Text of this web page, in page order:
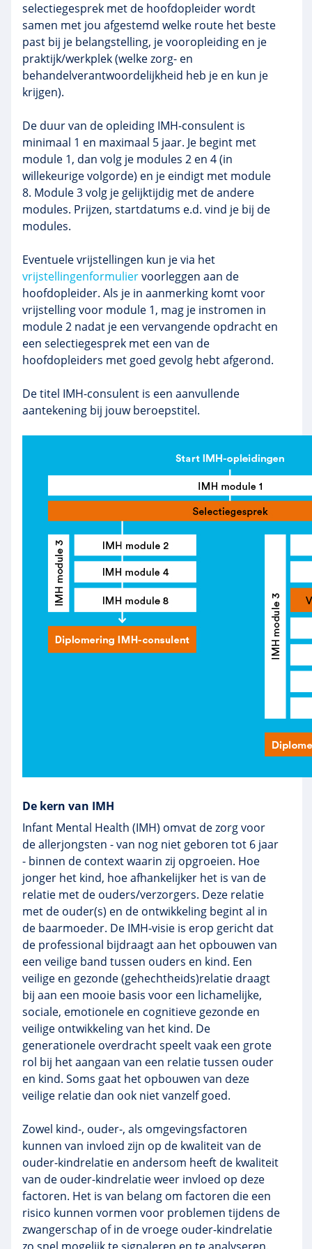
selectiegesprek met de hoofdopleider wordt
samen met jou afgestemd welke route het beste
past bij je belangstelling, je vooropleiding en je
praktijk/werkplek (welke zorg- en
behandelverantwoordelijkheid heb je en kun je
krijgen).
De duur van de opleiding IMH-consulent is
minimaal 1 en maximaal 5 jaar. Je begint met
module 1, dan volg je modules 2 en 4 (in
willekeurige volgorde) en je eindigt met module
8. Module 3 volg je gelijktijdig met de andere
modules. Prijzen, startdatums e.d. vind je bij de
modules.
Eventuele vrijstellingen kun je via het
vrijstellingenformuliervoorleggen aan de
hoofdopleider. Als je in aanmerking komt voor
vrijstelling voor module 1, mag je instromen in
module 2 nadat je een vervangende opdracht en
een selectiegesprek met een van de
hoofdopleiders met goed gevolg hebt afgerond.
De titel IMH-consulent is een aanvullende
aantekening bij jouw beroepstitel.
De kern van IMH
Infant Mental Health (IMH) omvat de zorg voor
de allerjongsten - van nog niet geboren tot 6 jaar
- binnen de context waarin zij opgroeien. Hoe
jonger het kind, hoe afhankelijker het is van de
relatie met de ouders/verzorgers. Deze relatie
met de ouder(s) en de ontwikkeling begint al in
de baarmoeder. De IMH-visie is erop gericht dat
de professional bijdraagt aan het opbouwen van
een veilige band tussen ouders en kind. Een
veilige en gezonde (gehechtheids)relatie draagt
bij aan een mooie basis voor een lichamelijke,
sociale, emotionele en cognitieve gezonde en
veilige ontwikkeling van het kind. De
generationele overdracht speelt vaak een grote
rol bij het aangaan van een relatie tussen ouder
en kind. Soms gaat het opbouwen van deze
veilige relatie dan ook niet vanzelf goed.
Zowel kind-, ouder-, als omgevingsfactoren
kunnen van invloed zijn op de kwaliteit van de
ouder-kindrelatie en andersom heeft de kwaliteit
van de ouder-kindrelatie weer invloed op deze
factoren. Het is van belang om factoren die een
risico kunnen vormen voor problemen tijdens de
zwangerschap of in de vroege ouder-kindrelatie